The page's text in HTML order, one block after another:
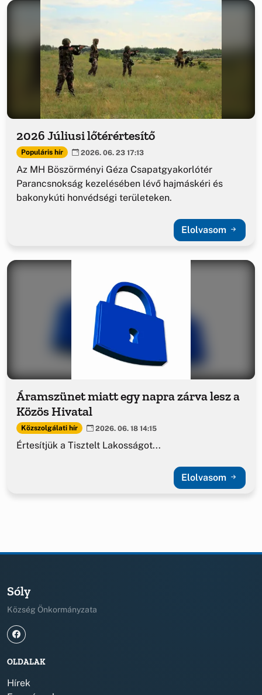
2026 Júliusi lőtérértesítő
Populáris hír 2026. 06. 23 17:13
Az MH Böszörményi Géza Csapatgyakorlótér
Parancsnokság kezelésében lévő hajmáskéri és
bakonykúti honvédségi területeken.
Elolvasom
Áramszünet miatt egy napra zárva lesz a
Közös Hivatal
Közszolgálati hír 2026. 06. 18 14:15
Értesítjük a Tisztelt Lakosságot...
Elolvasom
Sóly
Község Önkormányzata
OLDALAK
Hírek